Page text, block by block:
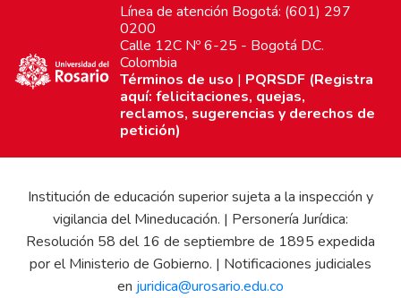
Línea de atención Bogotá: (601) 297
0200
Calle 12C Nº 6-25 - Bogotá D.C.
Colombia
Términos de uso | PQRSDF (Registra
aquí: felicitaciones, quejas,
reclamos, sugerencias y derechos de
petición)
Institución de educación superior sujeta a la inspección y
vigilancia del Mineducación. | Personería Jurídica:
Resolución 58 del 16 de septiembre de 1895 expedida
por el Ministerio de Gobierno. | Notificaciones judiciales
en juridica@urosario.edu.co